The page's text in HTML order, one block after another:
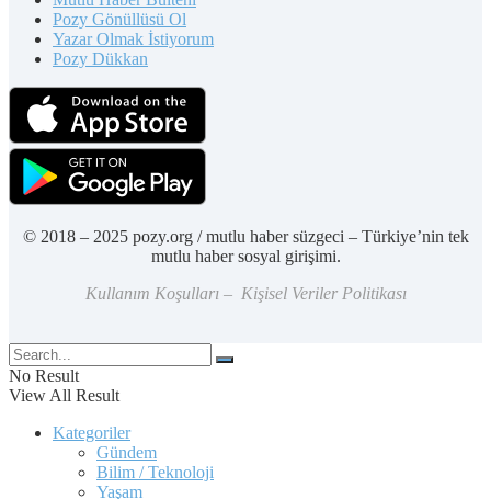
Pozy Gönüllüsü Ol
Yazar Olmak İstiyorum
Pozy Dükkan
© 2018 – 2025 pozy.org / mutlu haber süzgeci – Türkiye’nin tek
mutlu haber sosyal girişimi.
Kullanım Koşulları – Kişisel Veriler Politikası
No Result
View All Result
Kategoriler
Gündem
Bilim / Teknoloji
Yaşam